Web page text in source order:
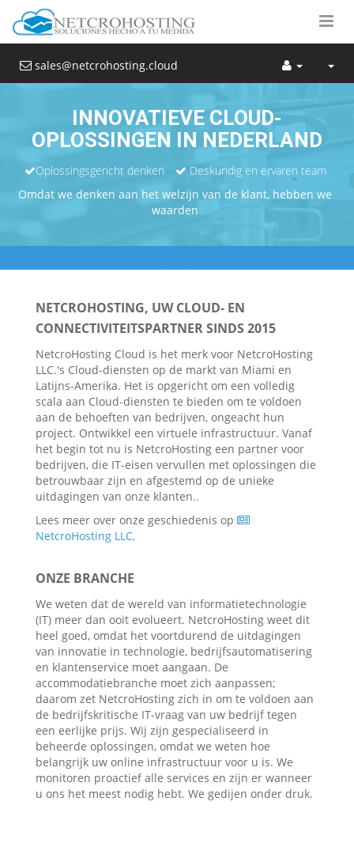
sales@netcrohosting.cloud
INNOVATIEVE CLOUD-
OPLOSSINGEN IN NEDERLAND
Oplossingsgericht denken
Deskundig en ervaren team
Omdat we denken aan het welzijn van de klant, hebben we
waarden
NETCROHOSTING, UW CLOUD- EN
CONNECTIVITEITSPARTNER SINDS 2015
NetcroHosting Cloud is het merk voor NetcroHosting
LLC.'s Cloud-diensten op de markt van Miami en
Latijns-Amerika. Het is opgericht om een ​​volledig
scala aan Cloud-diensten te bieden om te voldoen
aan de behoeften van bedrijven, ongeacht hun
project. Ontwikkel een virtuele infrastructuur. Vanaf
het begin tot nu is NetcroHosting een partner voor
bedrijven, die IT-eisen vervullen met oplossingen die
betrouwbaar zijn en afgestemd op de unieke
uitdagingen van onze klanten..
Lees meer over onze geschiedenis op
NetcroHosting LLC,
ONZE BRANCHE
We weten dat de wereld van informatietechnologie
(IT) meer dan ooit evolueert. NetcroHosting weet dit
heel goed, omdat het voortdurend de uitdagingen
van innovatie in technologie, bedrijfsautomatisering
en klantenservice moet aangaan. De
accommodatiebranche moet zich aanpassen;
daarom zet NetcroHosting zich in om te voldoen aan
de bedrijfskritische IT-vraag van uw bedrijf tegen
een eerlijke prijs. Wij zijn gespecialiseerd in
beheerde oplossingen, omdat we weten hoe
belangrijk uw online infrastructuur voor u is. We
monitoren proactief alle services en zijn er wanneer
u ons het meest nodig hebt. We gedijen onder druk.